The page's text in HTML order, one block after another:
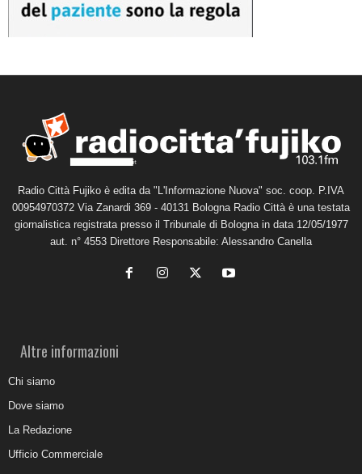
Radio Città Fujiko è edita da "L'Informazione Nuova" soc. coop. P.IVA
00954970372 Via Zanardi 369 - 40131 Bologna Radio Città è una testata
giornalistica registrata presso il Tribunale di Bologna in data 12/05/1977
aut. n° 4553 Direttore Responsabile: Alessandro Canella
Altre informazioni
Chi siamo
Dove siamo
La Redazione
Ufficio Commerciale